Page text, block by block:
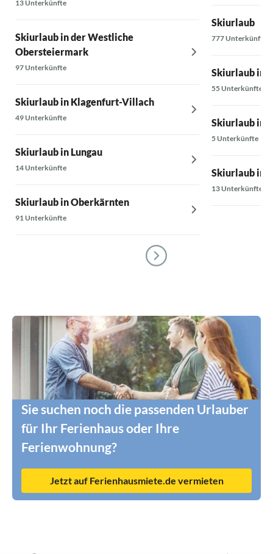
13 Unterkünfte
Skiurlaub in der Westliche
Obersteiermark
97 Unterkünfte
Skiurlaub in Klagenfurt-Villach
49 Unterkünfte
Skiurlaub in Lungau
14 Unterkünfte
Skiurlaub in Oberkärnten
91 Unterkünfte
Skiurlaub
777 Unterkünfte
Skiurlaub in
55 Unterkünfte
Skiurlaub in
5 Unterkünfte
Skiurlaub in
13 Unterkünfte
Sie suchen noch die passenden Urlauber
für Ihr Ferienhaus oder Ihre
Ferienwohnung?
Jetzt auf Ferienhausmiete.de vermieten